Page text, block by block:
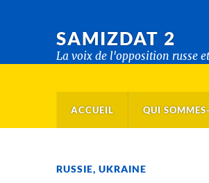
SAMIZDAT 2
La voix de l'opposition russe
ACCUEIL QUI
RUSSIE, UKRAINE